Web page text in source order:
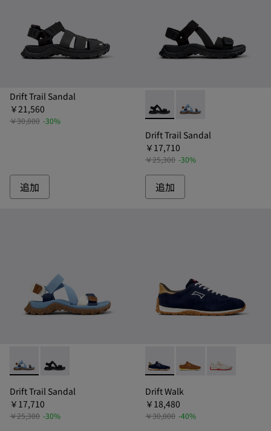
Drift Trail Sandal
￥21,560
￥30,800 -30%
追加
Drift Trail Sandal -
Drift Trail Sandal -
Drift Trail Sandal
￥17,710
￥25,300 -30%
追加
Drift Trail Sandal - K101039-010 - ドリフトトレイルサン
Drift Trail Sandal - K101039-001 - ドリフトトレイ
Drift Trail Sandal
￥17,710
￥25,300 -30%
Drift Walk - K101097-005 -
Drift Walk -Drift Walk -
Drift Walk
￥18,480
￥30,800 -40%